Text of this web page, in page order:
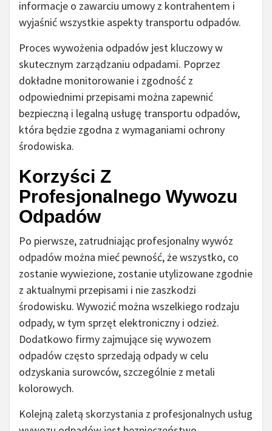
informacje o zawarciu umowy z kontrahentem i
wyjaśnić wszystkie aspekty transportu odpadów.
Proces wywożenia odpadów jest kluczowy w
skutecznym zarządzaniu odpadami. Poprzez
dokładne monitorowanie i zgodność z
odpowiednimi przepisami można zapewnić
bezpieczną i legalną usługę transportu odpadów,
która będzie zgodna z wymaganiami ochrony
środowiska.
Korzyści Z
Profesjonalnego Wywozu
Odpadów
Po pierwsze, zatrudniając profesjonalny wywóz
odpadów można mieć pewność, że wszystko, co
zostanie wywiezione, zostanie utylizowane zgodnie
z aktualnymi przepisami i nie zaszkodzi
środowisku. Wywozić można wszelkiego rodzaju
odpady, w tym sprzęt elektroniczny i odzież.
Dodatkowo firmy zajmujące się wywozem
odpadów często sprzedają odpady w celu
odzyskania surowców, szczególnie z metali
kolorowych.
Kolejną zaletą skorzystania z profesjonalnych usług